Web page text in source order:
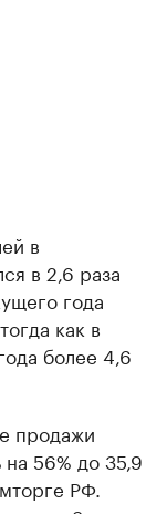
в
в 2,6 раза
года
как в
более 4,6
продажи
56% до 35,9
РФ.